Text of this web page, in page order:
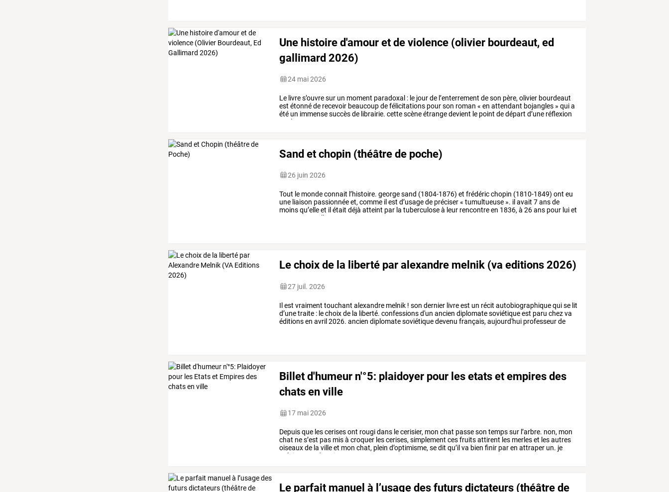
Une histoire d'amour et de violence (olivier bourdeaut, ed
gallimard 2026)
24 mai 2026
Le livres’ouvresur un moment paradoxal : le jourde l’enterrement deson père, olivier bourdeaut
est étonnéde recevoir beaucoupdefélicitations pourson roman « en attendant bojangles » quia
été un immensesuccèsde librairie. cettescèneétrangedevient le point dedépart d’une réflexion
la
Sand et chopin (théâtre de poche)
26 juin 2026
Tout le mondeconnait l’histoire. georgesand (1804-1876) et frédéricchopin (1810-1849) ont eu
une liaison passionnéeet, comme il est d’usagede préciser« tumultueuse ». il avait 7ansde
moinsqu’elleet il était déjà atteint par la tuberculoseà leur rencontreen 1836, à 26ans pour luiet
elle.
Le choix de la liberté par alexandre melnik (va editions 2026)
27 juil. 2026
Il est vraiment touchant alexandre melnik ! son dernier livreest un récit autobiographiquequise lit
d’unetraite : lechoixde la liberté. confessionsd'un ancien diplomatesoviétiqueest paru chezva
éditionsen avril 2026. ancien diplomatesoviétiquedevenu français, aujourd'hui professeurde
Billet d'humeur n'°5: plaidoyer pour les etats et empires des
chats en ville
17 mai 2026
Depuisque lescerisesont rougidans lecerisier, mon chat passeson tempssur l’arbre. non, mon
chat nes’est pas misà croquer lescerises,simplement cesfruitsattirent les merleset lesautres
oiseauxde la villeet mon chat, plein d’optimisme,sedit qu’il va bien finir paren attraper un. je
précise
de suite
Le parfait manuel à l’usage des futurs dictateurs (théâtre de